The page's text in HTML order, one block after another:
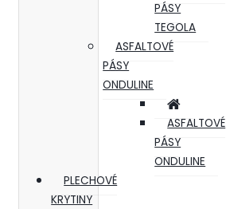
PÁSY
TEGOLA
ASFALTOVÉ
PÁSY
ONDULINE
ASFALTOVÉ
PÁSY
ONDULINE
PLECHOVÉ
KRYTINY